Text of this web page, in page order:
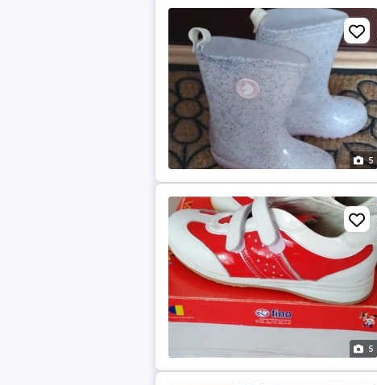
5
5